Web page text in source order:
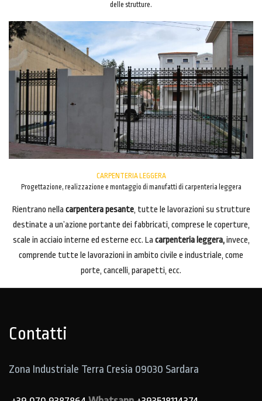
delle strutture.
CARPENTERIA LEGGERA
Progettazione, realizzazione e montaggio di manufatti di carpenteria leggera
Rientrano nella carpentera pesante, tutte le lavorazioni su strutture
destinate a un’azione portante dei fabbricati, comprese le coperture,
scale in acciaio interne ed esterne ecc. La carpenteria leggera,invece,
comprende tutte le lavorazioni in ambito civile e industriale, come
porte, cancelli, parapetti, ecc.
Contatti
Zona Industriale Terra Cresia 09030 Sardara